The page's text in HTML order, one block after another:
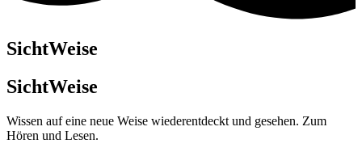
SichtWeise
SichtWeise
Wissen auf eine neue Weise wiederentdeckt und gesehen. Zum
Hören und Lesen.